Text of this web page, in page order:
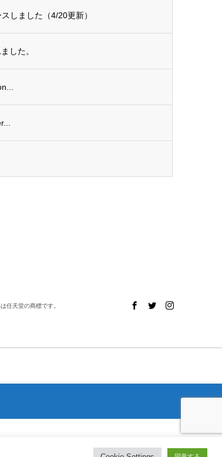
しました（4/20更新）
した。
任天堂の商標です。